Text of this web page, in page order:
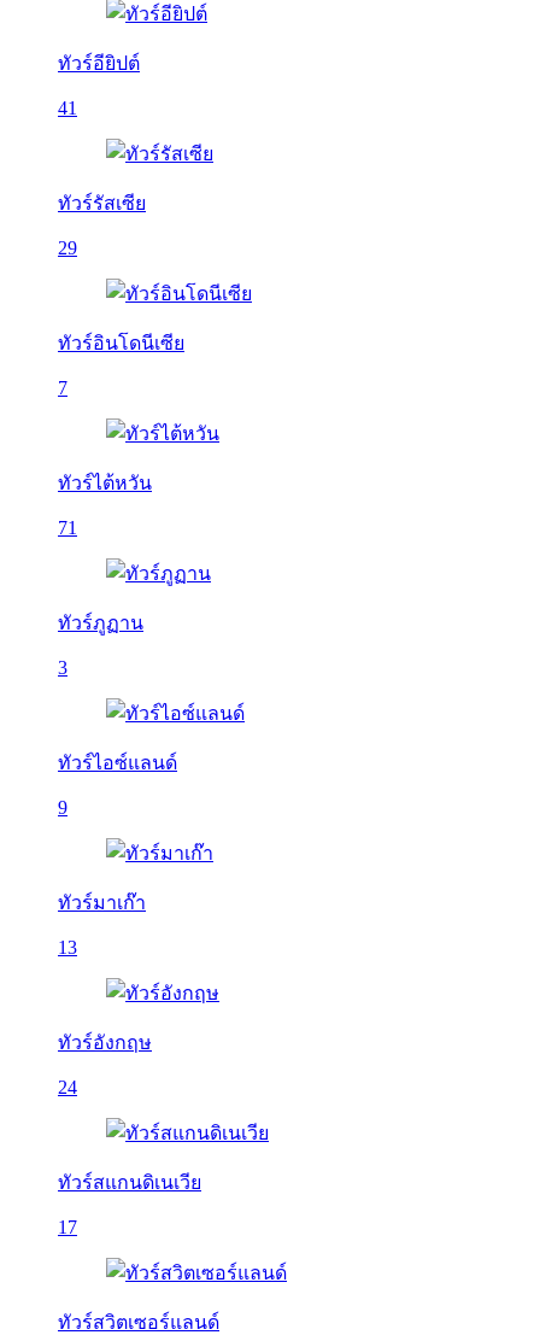
ทัวร์อียิปต์
41
ทัวร์รัสเซีย
29
ทัวร์อินโดนีเซีย
7
ทัวร์ไต้หวัน
71
ทัวร์ภูฏาน
3
ทัวร์ไอซ์แลนด์
9
ทัวร์มาเก๊า
13
ทัวร์อังกฤษ
24
ทัวร์สแกนดิเนเวีย
17
ทัวร์สวิตเซอร์แลนด์